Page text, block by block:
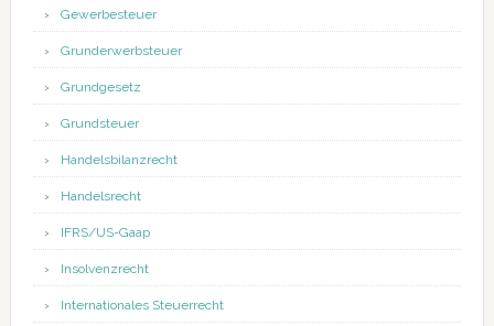
Gewerbesteuer
Grunderwerbsteuer
Grundgesetz
Grundsteuer
Handelsbilanzrecht
Handelsrecht
IFRS/US-Gaap
Insolvenzrecht
Internationales Steuerrecht